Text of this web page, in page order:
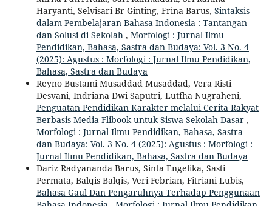
Haryanti, Selvisari Br Ginting, Frina Barus, Sintaksis
dalam Pembelajaran Bahasa Indonesia : Tantangan
dan Solusi di Sekolah , Morfologi : Jurnal Ilmu
Pendidikan, Bahasa, Sastra dan Budaya: Vol. 3 No. 4
(2025): Agustus : Morfologi : Jurnal Ilmu Pendidikan,
Bahasa, Sastra dan Budaya
Reyno Bustami Musaddad Musaddad, Vera Risti
Desvani, Indriana Dwi Saputri, Lutfha Nugraheni,
Penguatan Pendidikan Karakter melalui Cerita Rakyat
Berbasis Media Flibook untuk Siswa Sekolah Dasar ,
Morfologi : Jurnal Ilmu Pendidikan, Bahasa, Sastra
dan Budaya: Vol. 3 No. 4 (2025): Agustus : Morfologi :
Jurnal Ilmu Pendidikan, Bahasa, Sastra dan Budaya
Dariz Radyananda Barus, Sinta Engelika, Sasti
Permata, Balqis Balqis, Veri Febrian, Fitriani Lubis,
Bahasa Gaul Dan Pengaruhnya Terhadap Penggunaan